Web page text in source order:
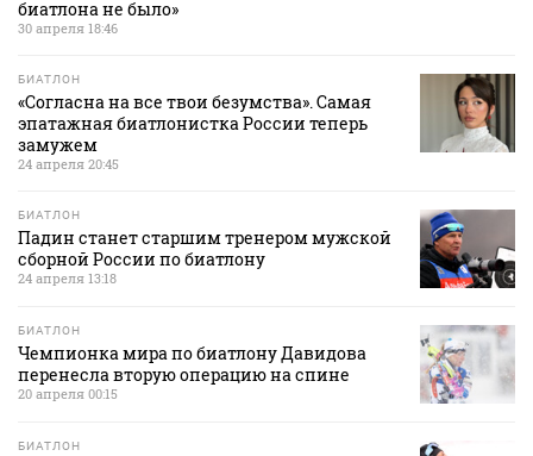
биатлона не было»
30 апреля 18:46
БИАТЛОН
«Согласна на все твои безумства». Самая
эпатажная биатлонистка России теперь
замужем
24 апреля 20:45
БИАТЛОН
Падин станет старшим тренером мужской
сборной России по биатлону
24 апреля 13:18
БИАТЛОН
Чемпионка мира по биатлону Давидова
перенесла вторую операцию на спине
20 апреля 00:15
БИАТЛОН